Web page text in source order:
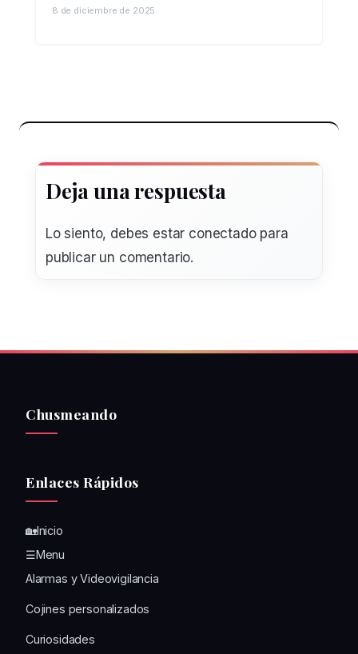
8 de diciembre de 2025
Deja una respuesta
Lo siento, debes estar conectadopara
publicar un comentario.
Chusmeando
Enlaces Rápidos
🏡Inicio
☰Menu
Alarmas y Videovigilancia
Cojines personalizados
Curiosidades